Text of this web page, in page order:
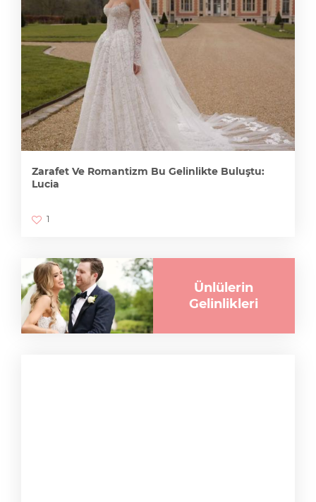
Zarafet Ve Romantizm Bu Gelinlikte Buluştu:
Lucia
1
Ünlülerin
Gelinlikleri